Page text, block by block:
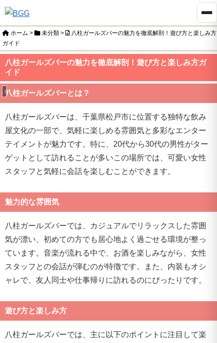
ホーム > 未分類 >
八柱ガールズバーの魅力を徹底解剖！遊び方と楽しみ方
ガイド
八柱ガールズバーの魅力を徹底解剖！遊び方と楽しみ方ガ
イド
未分類
八柱ガールズバーとは？
八柱ガールズバーは、千葉県松戸市に位置する独特な飲み
屋文化の一部で、気軽に楽しめる雰囲気と多彩なエンター
テイメントが魅力です。特に、20代から30代の男性がター
ゲットとして訪れることが多いこの場所では、可愛い女性
スタッフと気軽に会話を楽しむことができます。
魅力的な雰囲気
八柱ガールズバーでは、カジュアルでリラックスした雰囲
気が漂い、初めての方でも居心地よく過ごせる環境が整っ
ています。音楽が流れる中で、お酒を楽しみながら、女性
スタッフとの会話が弾むのが特徴です。また、内装もオシ
ャレで、友人同士や仕事帰りに訪れるのにぴったりです。
遊び方と楽しみ方
八柱ガールズバーでは、主に以下のポイントに注目して楽